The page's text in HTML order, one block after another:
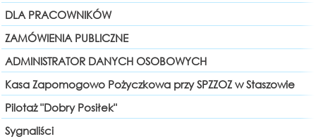
DLA PRACOWNIKÓW
ZAMÓWIENIA PUBLICZNE
ADMINISTRATOR DANYCH OSOBOWYCH
Kasa Zapomogowo Pożyczkowa przy SPZZOZ w Staszowie
Pilotaż "Dobry Posiłek"
Sygnaliści